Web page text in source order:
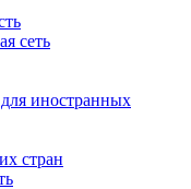
сеть
иностранных
стран